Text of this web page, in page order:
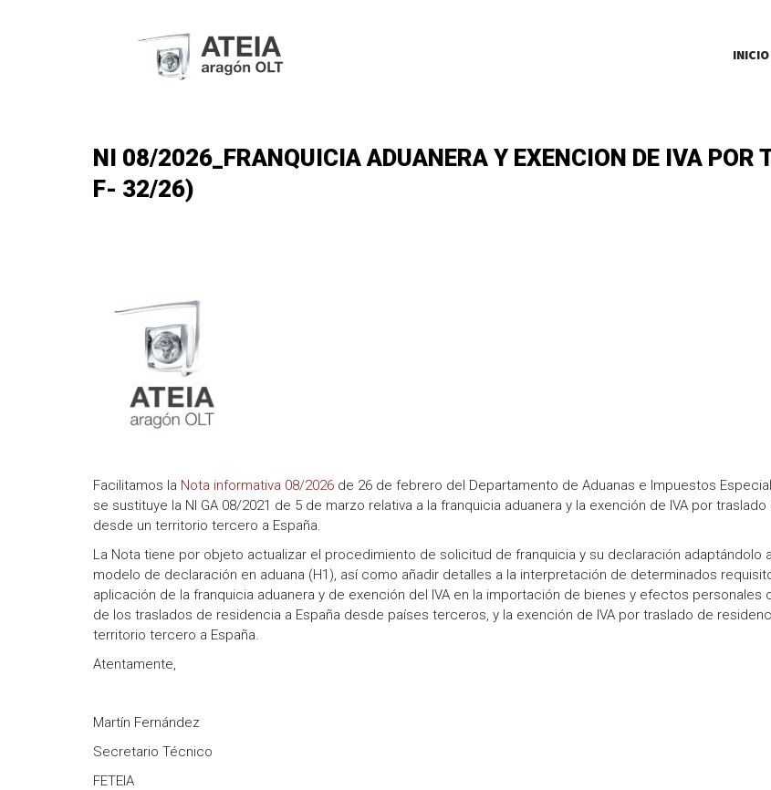
INICIO
NI 08/2026_FRANQUICIA ADUANERA Y EXENCION DE IVA POR
F- 32/26)
Facilitamos la Nota informativa 08/2026 de 26 de febrero del Departamento de Aduanas e Impuestos
se sustituye la NI GA 08/2021 de 5 de marzo relativa a la franquicia aduanera y la exención de IVA por
desde un territorio tercero a España.
La Nota tiene por objeto actualizar el procedimiento de solicitud de franquicia y su declaración adaptándolo
modelo de declaración en aduana (H1), así como añadir detalles a la interpretación de determinados
aplicación de la franquicia aduanera y de exención del IVA en la importación de bienes y efectos personales
de los traslados de residencia a España desde países terceros, y la exención de IVA por traslado de
territorio tercero a España.
Atentamente,
Martín Fernández
Secretario Técnico
FETEIA